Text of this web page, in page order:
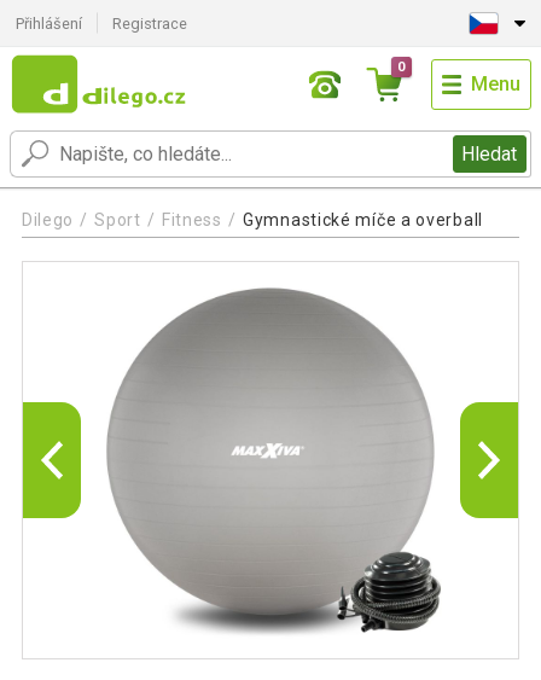
Přihlášení Registrace
Hledat
0
Menu
Dilego Sport Fitness Gymnastické míče a overball